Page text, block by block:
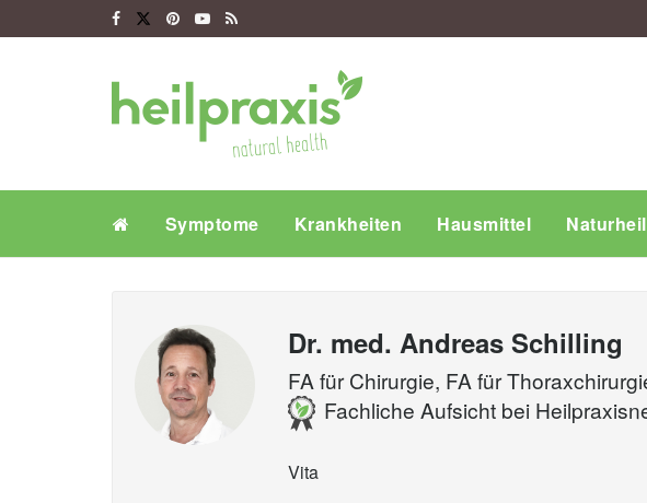
Symptome Krankheiten Hausmittel
Dr. med. Andreas Schilling
FA für Chirurgie, FA für
Fachliche Aufsicht bei
Vita